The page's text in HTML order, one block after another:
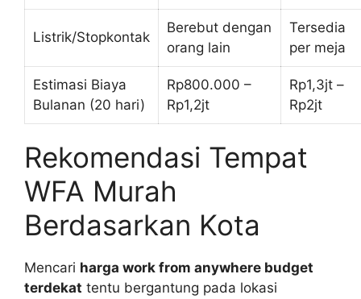
Listrik/Stopkontak
Berebut dengan
orang lain
Tersedia
per meja
Estimasi Biaya
Bulanan (20 hari)
Rp800.000 –
Rp1,2jt
Rp1,3jt –
Rp2jt
Rekomendasi Tempat
WFA Murah
Berdasarkan Kota
Mencari harga work from anywhere budget
terdekat tentu bergantung pada lokasi